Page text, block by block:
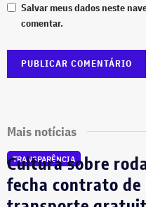
Salvar meus dados neste
comentar.
Mais notícias
TRANSPARÊNCIA
Cultura sobre
fecha contrato de